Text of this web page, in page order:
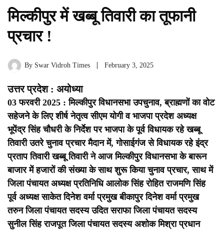
मिल्कीपुर में खब्बू तिवारी का तूफानी
प्रचार !
By Swar Vidroh Times February 3, 2025
उत्तर प्रदेश : अयोध्या
03 फरवरी 2025 : मिल्कीपुर विधानसभा उपचुनाव, ब्राह्मणों का वोट
सहेजने के लिए शीर्ष नेतृत्व सीएम योगी व भाजपा प्रदेश अध्यक्ष
भूपेंद्र सिंह चौधरी के निर्देश पर भाजपा के पूर्व विधायक रहे खब्बू
तिवारी उतरे चुनाव प्रचार मैदान में, गोसाईगंज से विधायक रहे इंद्र
प्रताप तिवारी खब्बू तिवारी ने आज मिल्कीपुर विधानसभा के बारून
बाजार में हजारों की संख्या के साथ शुरू किया चुनाव प्रचार, साथ में
जिला पंचायत अध्यक्ष प्रतिनिधि आलोक सिंह रोहित राजमणि सिंह
पूर्व अध्यक्ष साकेत दिनेश वर्मा प्रमुख बीकापुर दिनेश वर्मा प्रमुख
तरुन जिला पंचायत सदस्य उदित सराफा जिला पंचायत सदस्य
सुनील सिंह राजपूत जिला पंचायत सदस्य अशोक मिश्रा प्रधान